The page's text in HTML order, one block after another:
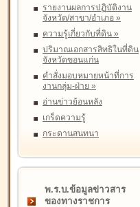
รายงานผลการปฏิบัติงาน
จังหวัด/สาขา/อำเภอ »
ความรู้เกี่ยวกับที่ดิน »
ปริมาณเอกสารสิทธิในที่ดิน
จังหวัดขอนแก่น
คำสั่งมอบหมายหน้าที่การ
งานกลุ่ม-ฝ่าย »
อ่านข่าวย้อนหลัง
เกร็ดความรู้
กระดานสนทนา
พ.ร.บ.ข้อมูลข่าวสาร
ของทางราชการ